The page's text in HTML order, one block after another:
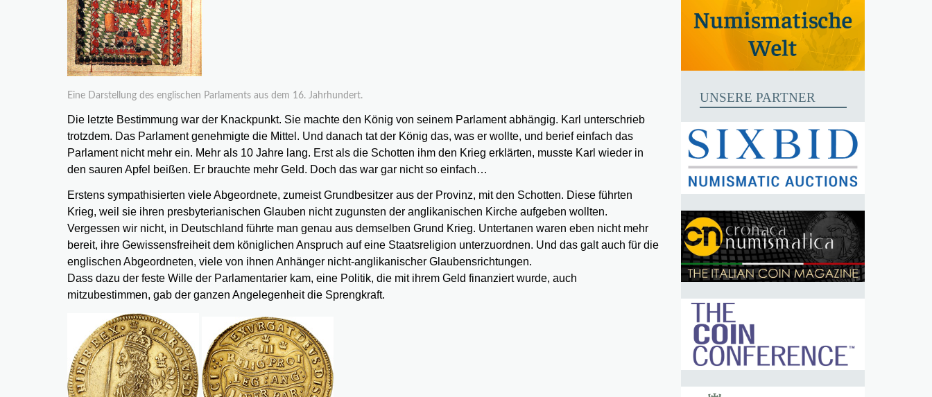
Eine Darstellung des englischen Parlaments aus dem 16. Jahrhundert.
Die letzte Bestimmung war der Knackpunkt. Sie machte den König von seinem Parlament abhängig. Karl unterschrieb
trotzdem. Das Parlament genehmigte die Mittel. Und danach tat der König das, was er wollte, und berief einfach das
Parlament nicht mehr ein. Mehr als 10 Jahre lang. Erst als die Schotten ihm den Krieg erklärten, musste Karl wieder in
den sauren Apfel beißen. Er brauchte mehr Geld. Doch das war gar nicht so einfach…
Erstens sympathisierten viele Abgeordnete, zumeist Grundbesitzer aus der Provinz, mit den Schotten. Diese führten
Krieg, weil sie ihren presbyterianischen Glauben nicht zugunsten der anglikanischen Kirche aufgeben wollten.
Vergessen wir nicht, in Deutschland führte man genau aus demselben Grund Krieg. Untertanen waren eben nicht mehr
bereit, ihre Gewissensfreiheit dem königlichen Anspruch auf eine Staatsreligion unterzuordnen. Und das galt auch für die
englischen Abgeordneten, viele von ihnen Anhänger nicht-anglikanischer Glaubensrichtungen.
Dass dazu der feste Wille der Parlamentarier kam, eine Politik, die mit ihrem Geld finanziert wurde, auch
mitzubestimmen, gab der ganzen Angelegenheit die Sprengkraft.
UNSERE PARTNER